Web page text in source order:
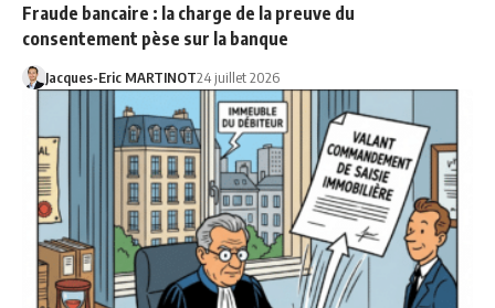
Fraude bancaire : la charge de la preuve du
consentement pèse sur la banque
Jacques-Eric MARTINOT24 juillet 2026